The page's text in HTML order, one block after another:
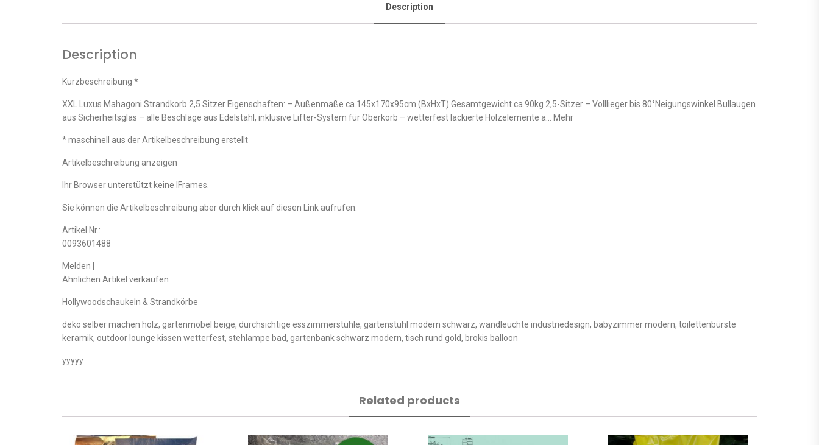
Description
Description
Kurzbeschreibung *
XXL Luxus Mahagoni Strandkorb 2,5 Sitzer Eigenschaften: – Außenmaße ca.145x170x95cm (BxHxT) Gesamtgewicht ca.90kg 2,5-Sitzer – Volllieger bis 80°Neigungswinkel Bullaugen
aus Sicherheitsglas – alle Beschläge aus Edelstahl, inklusive Lifter-System für Oberkorb – wetterfest lackierte Holzelemente a… Mehr
* maschinell aus der Artikelbeschreibung erstellt
Artikelbeschreibung anzeigen
Ihr Browser unterstützt keine IFrames.
Sie können die Artikelbeschreibung aber durch klick auf diesen Link aufrufen.
Artikel Nr.:
0093601488
Melden |
Ähnlichen Artikel verkaufen
Hollywoodschaukeln & Strandkörbe
deko selber machen holz, gartenmöbel beige, durchsichtige esszimmerstühle, gartenstuhl modern schwarz, wandleuchte industriedesign, babyzimmer modern, toilettenbürste
keramik, outdoor lounge kissen wetterfest, stehlampe bad, gartenbank schwarz modern, tisch rund gold, brokis balloon
yyyyy
Related products